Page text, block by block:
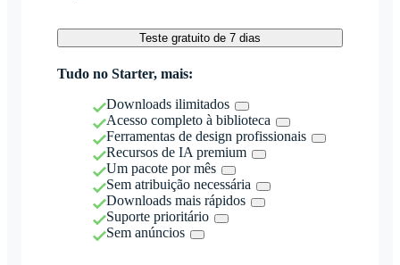
Teste gratuito de 7 dias
Tudo no Starter, mais:
Downloads ilimitados
Acesso completo à biblioteca
Ferramentas de design profissionais
Recursos de IA premium
Um pacote por mês
Sem atribuição necessária
Downloads mais rápidos
Suporte prioritário
Sem anúncios